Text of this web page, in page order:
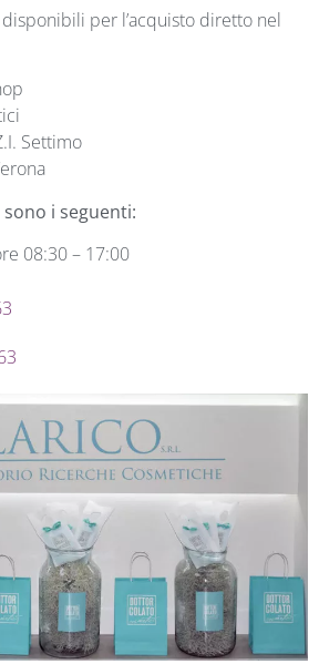
per l’acquisto diretto nel
Settimo
i seguenti:
08:30 – 17:00